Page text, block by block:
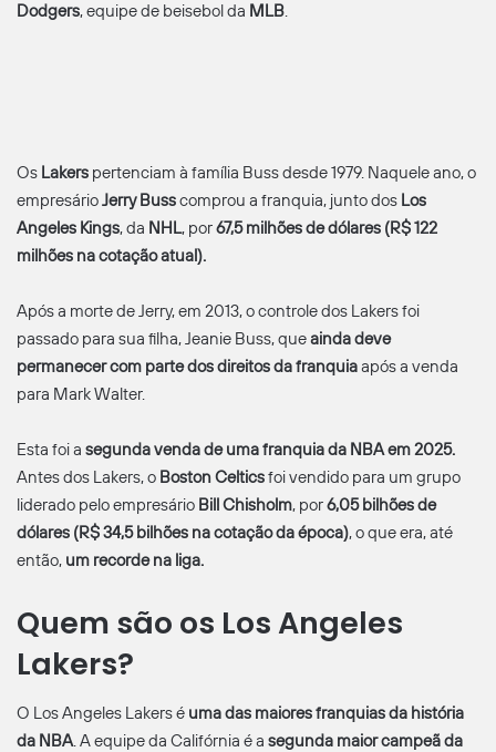
Dodgers, equipe de beisebol da MLB.
Os Lakers pertenciam à família Buss desde 1979. Naquele ano, o
empresárioJerry Busscomprou a franquia, junto dos Los
Angeles Kings, da NHL, por67,5 milhões de dólares (R$ 122
milhões na cotação atual).
Após a morte de Jerry, em 2013, o controle dos Lakers foi
passado para sua filha, Jeanie Buss, queainda deve
permanecer com parte dos direitos da franquiaapós a venda
para Mark Walter.
Esta foi a segunda venda de uma franquia da NBA em 2025.
Antes dos Lakers, o Boston Celticsfoi vendido para um grupo
liderado pelo empresário Bill Chisholm, por6,05 bilhões de
dólares (R$ 34,5 bilhões na cotação da época), o que era, até
então, um recorde na liga.
Quem são os Los Angeles
Lakers?
O Los Angeles Lakers é uma das maiores franquias da história
da NBA. A equipe da Califórnia é a segunda maior campeã da